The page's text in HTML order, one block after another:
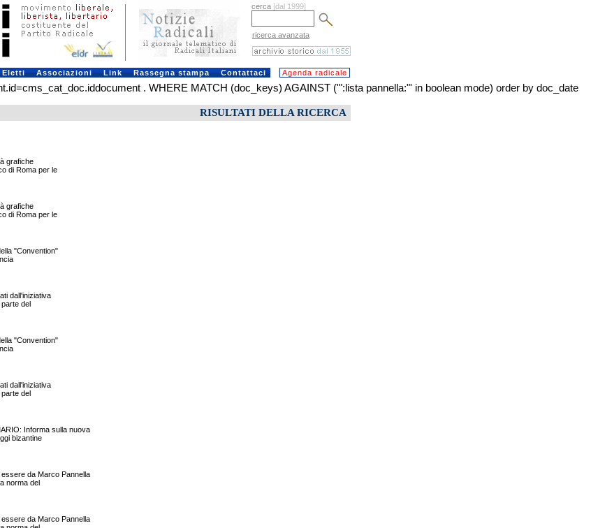
cerca [dal 1999]
ricerca avanzata
Eletti Associazioni Link Rassegna stampa Contattaci Agenda radicale
. WHERE MATCH (doc_keys) AGAINST ('":lista pannella:"' in boolean mode) order by doc_date
RISULTATI DELLA RICERCA
grafiche
di Roma per le
grafiche
di Roma per le
"Convention"
dall'iniziativa
del
"Convention"
dall'iniziativa
del
Informa sulla nuova
bizantine
da Marco Pannella
norma del
da Marco Pannella